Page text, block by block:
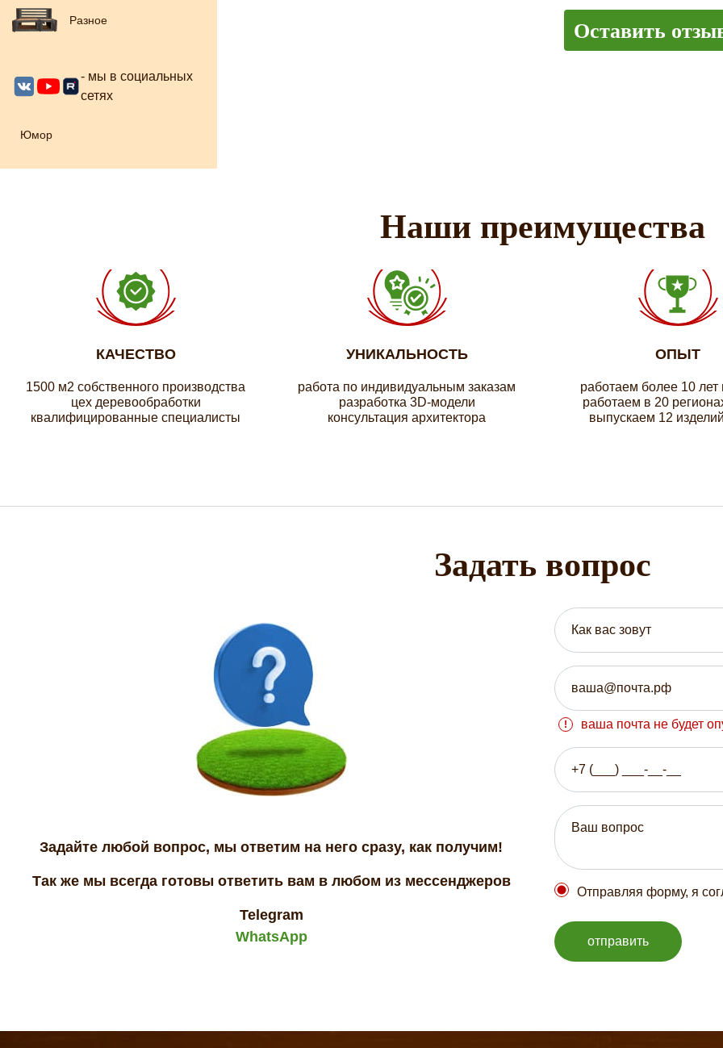
Разное
- мы в социальных
сетях
Юмор
Оставить
Наши преимущества
КАЧЕСТВО
1500 м2 собственного производства
цех деревообработки
квалифицированные специалисты
УНИКАЛЬНОСТЬ
работа по индивидуальным заказам
разработка 3D-модели
консультация архитектора
ОПЫТ
работаем более 10 лет
работаем в 20
выпускаем 12
Задать вопрос
Задайте любой вопрос, мы ответим на него сразу, как получим!
Так же мы всегда готовы ответить вам в любом из мессенджеров
Telegram
WhatsApp
ваша почта не будет
Отправляя форму, я
отправить